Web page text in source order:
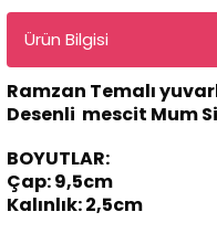
Ürün Bilgisi
Ramzan Temalı
Desenli mescit Mum
BOYUTLAR:
Çap: 9,5cm
Kalınlık: 2,5cm